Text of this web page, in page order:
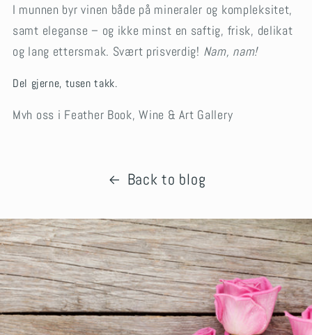
I munnen byr vinen både på mineraler og kompleksitet,
samt eleganse – og ikke minst en saftig, frisk, delikat
og lang ettersmak. Svært prisverdig! Nam, nam!
Del gjerne, tusen takk.
Mvh oss i Feather Book, Wine & Art Gallery
Back to blog